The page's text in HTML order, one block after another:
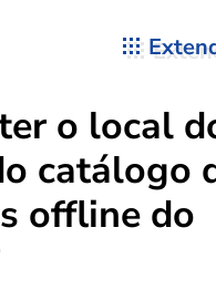
o local
catálogo
offline do